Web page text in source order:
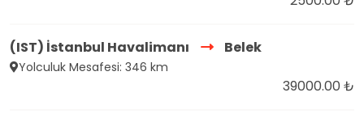
(IST) İstanbul Havalimanı Belek
Yolculuk Mesafesi: 346 km
39000.00 ₺